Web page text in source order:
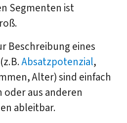
Segmenten ist
Beschreibung eines
Absatzpotenzial,
Alter) sind einfach
aus anderen
ableitbar.